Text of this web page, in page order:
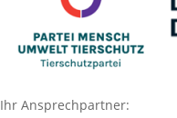
Ihr Ansprechpartner: